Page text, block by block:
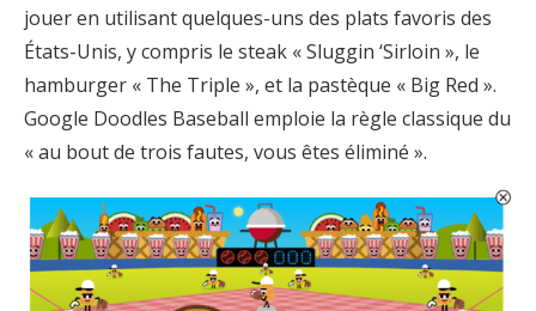
jouer en utilisant quelques-uns des plats favoris des
États-Unis, y compris le steak « Sluggin ‘Sirloin », le
hamburger « The Triple », et la pastèque « Big Red ».
Google Doodles Baseball emploie la règle classique du
« au bout de trois fautes, vous êtes éliminé ».